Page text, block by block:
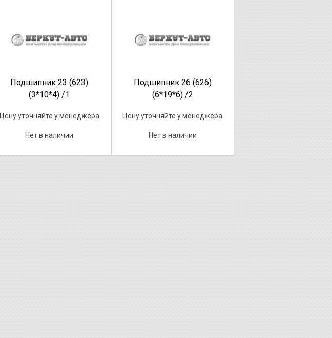
Подшипник 23 (623)
(3*10*4) /1
Цену уточняйте у менеджера
Нет в наличии
Подшипник 26 (626)
(6*19*6) /2
Цену уточняйте у менеджера
Нет в наличии